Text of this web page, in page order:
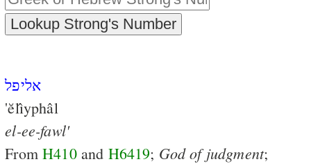
אליפל
'ĕlı̂yphâl
el-ee-fawl'
FromH410and H6419; God of judgment;